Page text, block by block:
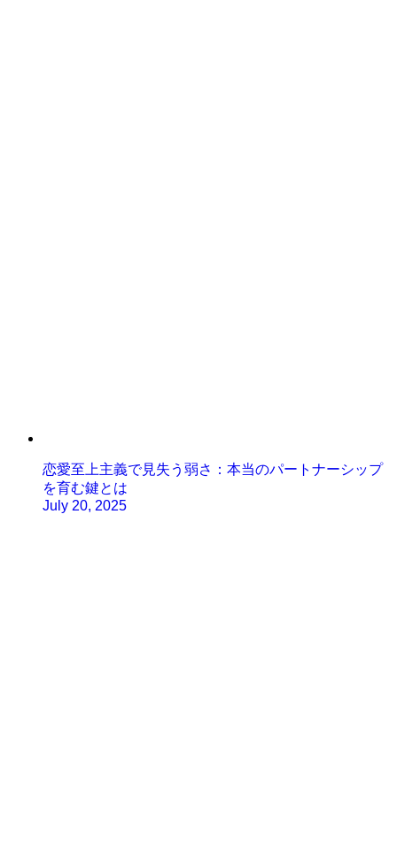
恋愛至上主義で見失う弱さ：本当のパートナーシップ
を育む鍵とは
July 20, 2025